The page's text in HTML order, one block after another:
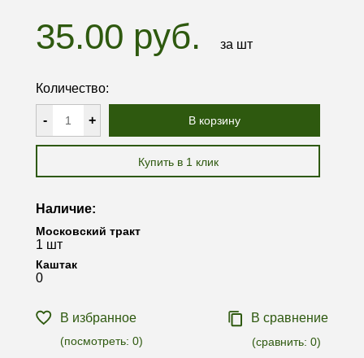
35.00 руб. за шт
Количество:
- + В корзину
Купить в 1 клик
Наличие:
Московский тракт
1 шт
Каштак
0
В избранное
(посмотреть: 0)
В сравнение
(сравнить: 0)